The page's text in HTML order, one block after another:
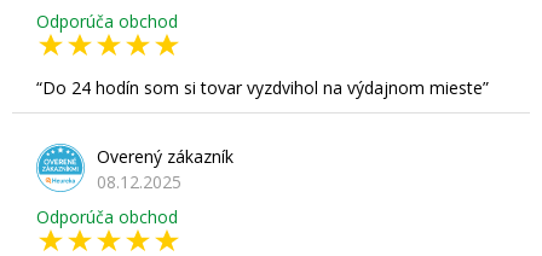
Odporúča obchod
Do 24 hodín som si tovar vyzdvihol na výdajnom mieste
Overený zákazník
08.12.2025
Odporúča obchod